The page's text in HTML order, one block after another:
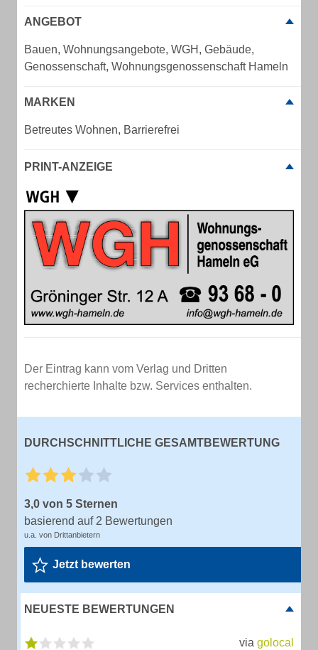
ANGEBOT
Bauen, Wohnungsangebote, WGH, Gebäude,
Genossenschaft, Wohnungsgenossenschaft Hameln
MARKEN
Betreutes Wohnen, Barrierefrei
PRINT-ANZEIGE
Der Eintrag kann vom Verlag und Dritten
recherchierte Inhalte bzw. Services enthalten.
DURCHSCHNITTLICHE GESAMTBEWERTUNG
3,0 von 5 Sternen
basierend auf 2 Bewertungen
u.a. von Drittanbietern
Jetzt bewerten
NEUESTE BEWERTUNGEN
via golocal